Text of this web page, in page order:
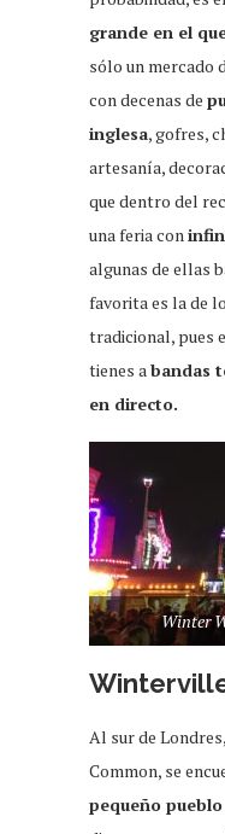
grande en el
sólo un mercado
con decenas de
inglesa, gofres,
artesanía,
que dentro del
una feria con
algunas de ellas
favorita es la de
tradicional, pues
tienes abandas
en directo.
Winter
Al sur de
Common, se
pequeño